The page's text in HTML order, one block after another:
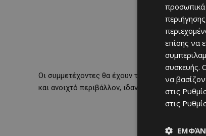
Οι συμμετέχοντες θα έχουν την ευκαιρία να
και ανοιχτό περιβάλλον, ιδανικό για όλες τις
προσωπικά
επίσης να
συσκευής.
να
στις
στις